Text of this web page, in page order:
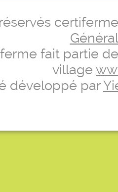
fait partie
village
développé par